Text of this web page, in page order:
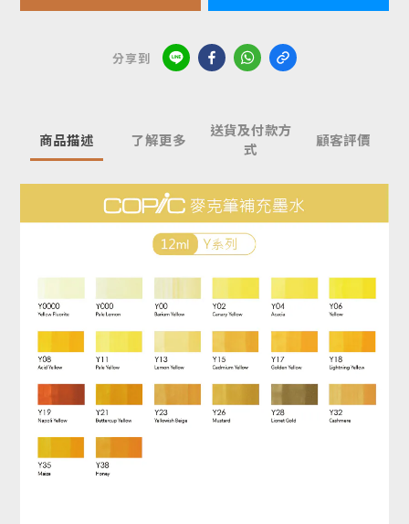
分享到
商品描述 了解更多
送貨及付款方
式
顧客評價